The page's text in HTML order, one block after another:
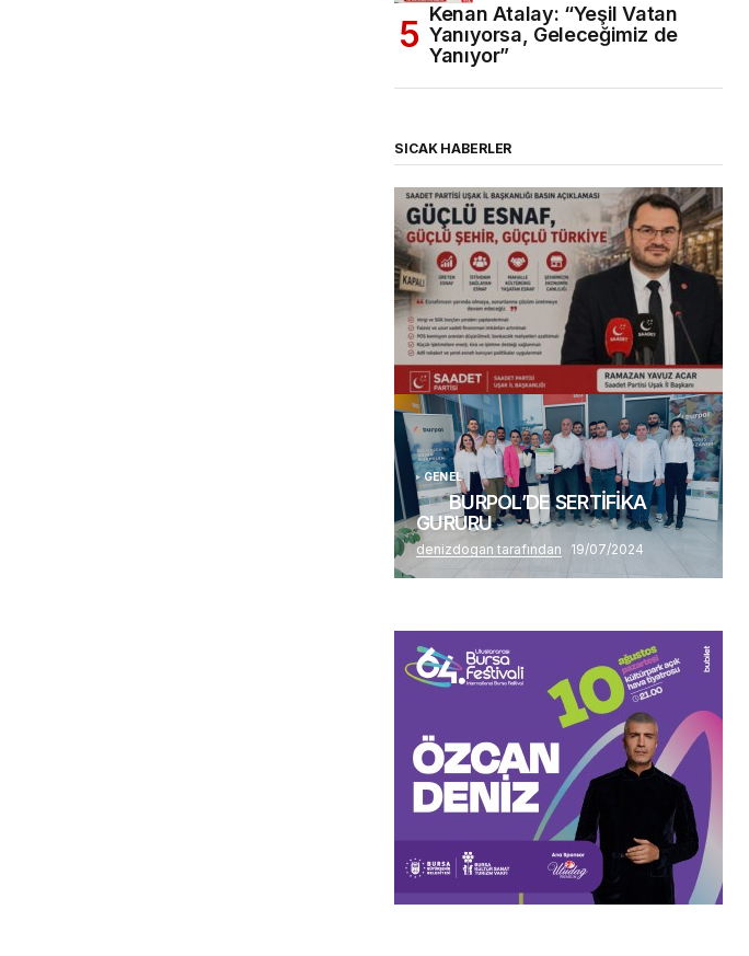
Kenan Atalay: “Yeşil Vatan
Yanıyorsa, Geleceğimiz de
Yanıyor”
SICAK HABERLER
(başlıksız)
Alaattin Karahan tarafından 14/07/2026
GENEL
BURPOL’DE SERTİFİKA
GURURU
denizdogan tarafından 19/07/2024